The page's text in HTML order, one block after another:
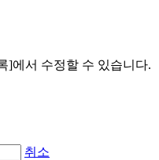
]에서 수정할 수 있습니다.
취소